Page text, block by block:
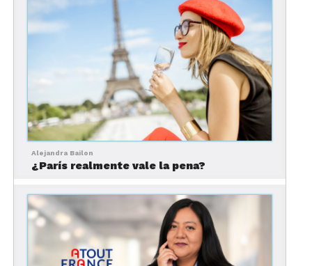
las dudas y los momentos en los que algo no sale
como esperabas.
Viajar solo puede ser una experiencia
transformadora, pero conviene entenderla con
expectativas reales.
Viajar solo no es estar
siempre feliz
Alejandra Bailon
¿París realmente vale la pena?